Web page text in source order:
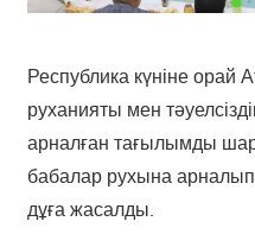
Республика күніне орай
руханияты мен
арналған тағылымды
бабалар рухына арналып
дұға жасалды.